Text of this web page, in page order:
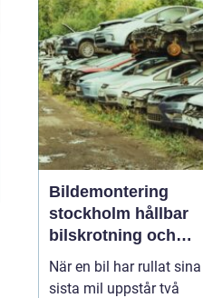
bjuda på både regn och
hetta, behöver bilägare
ha koll på lagar, vä...
Bildemontering
stockholm hållbar
bilskrotning och
smart reservdelsjakt
När en bil har rullat sina
sista mil uppstår två